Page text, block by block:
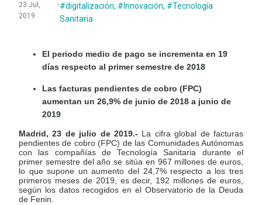
23 Jul,
2019
·#digitalización, #Innovación, #Tecnología
Sanitaria
El periodo medio de pago se incrementa en 19
días respecto al primer semestre de 2018
Las facturas pendientes de cobro (FPC)
aumentan un 26,9% de junio de 2018 a junio de
2019
Madrid, 23 de julio de 2019.- La cifra global de facturas
pendientes de cobro (FPC) de las Comunidades Autónomas
con las compañías de Tecnología Sanitaria durante el
primer semestre del año se sitúa en 967 millones de euros,
lo que supone un aumento del 24,7% respecto a los tres
primeros meses de 2019, es decir, 192 millones de euros,
según los datos recogidos en el Observatorio de la Deuda
de Fenin.